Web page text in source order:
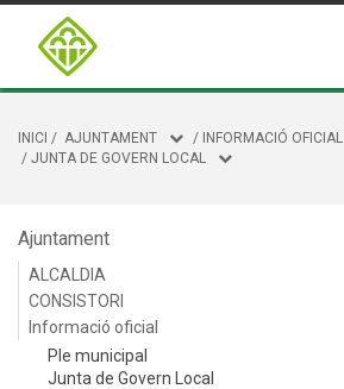
INICI / AJUNTAMENT / INFORMACIÓ OFICIAL
/ JUNTA DE GOVERN LOCAL
Ajuntament
ALCALDIA
CONSISTORI
Informació oficial
Ple municipal
Junta de Govern Local